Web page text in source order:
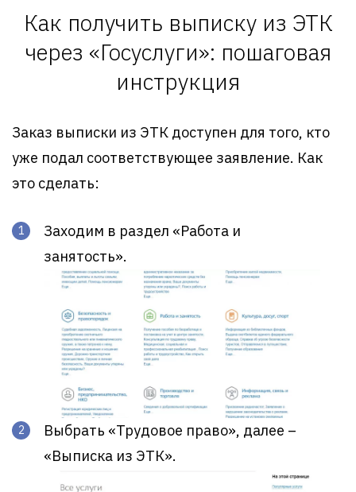
Как получить выписку из ЭТК
через «Госуслуги»: пошаговая
инструкция
Заказ выписки из ЭТК доступен для того, кто
уже подал соответствующее заявление. Как
это сделать:
Заходим в раздел «Работа и
занятость».
Выбрать «Трудовое право», далее –
«Выписка из ЭТК».